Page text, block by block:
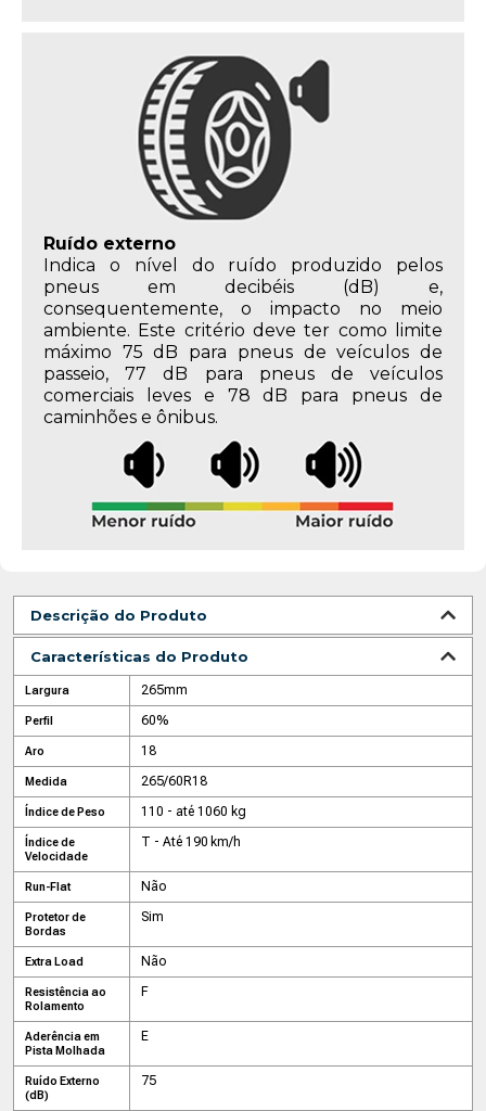
Ruído externo
Indica o nível do ruído produzido pelos
pneus em decibéis (dB) e,
consequentemente, o impacto no meio
ambiente. Este critério deve ter como limite
máximo 75 dB para pneus de veículos de
passeio, 77 dB para pneus de veículos
comerciais leves e 78 dB para pneus de
caminhões e ônibus.
Descrição do Produto
Características do Produto
Largura 265mm
Perfil 60%
Aro 18
Medida 265/60R18
Índice de Peso 110 - até 1060 kg
Índice de
Velocidade
T - Até 190 km/h
Run-Flat Não
Protetor de
Bordas
Sim
Extra Load Não
Resistência ao
Rolamento
F
Aderência em
Pista Molhada
E
Ruído Externo
(dB)
75